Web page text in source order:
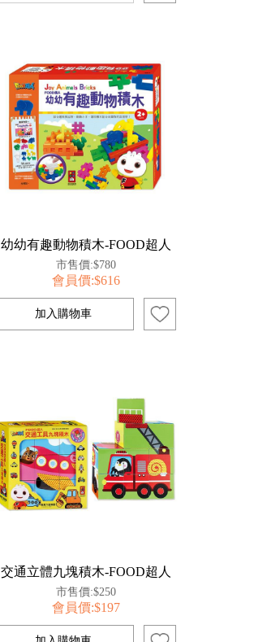
幼幼有趣動物積木-FOOD超人
市售價:$780
會員價:$616
交通立體九塊積木-FOOD超人
市售價:$250
會員價:$197